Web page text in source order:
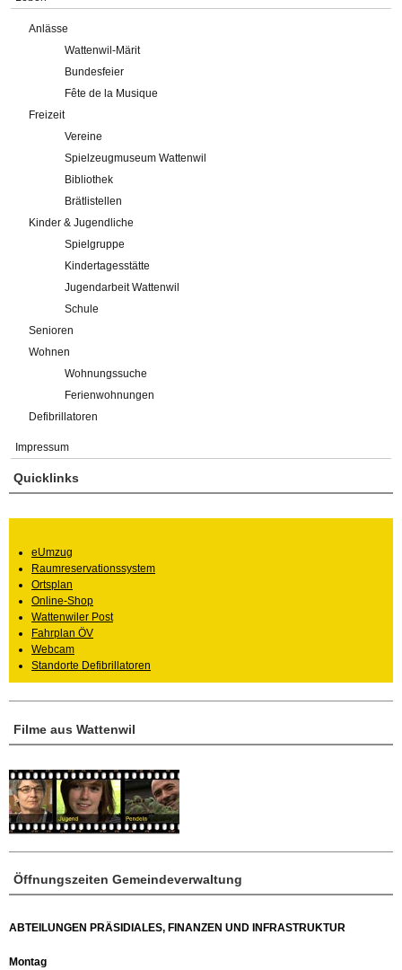
Anlässe
Wattenwil-Märit
Bundesfeier
Fête de la Musique
Freizeit
Vereine
Spielzeugmuseum Wattenwil
Bibliothek
Brätlistellen
Kinder & Jugendliche
Spielgruppe
Kindertagesstätte
Jugendarbeit Wattenwil
Schule
Senioren
Wohnen
Wohnungssuche
Ferienwohnungen
Defibrillatoren
Impressum
Öffnungszeiten Gemeindeverwaltung
ABTEILUNGEN PRÄSIDIALES, FINANZEN UND INFRASTRUKTUR
Montag
Filme aus Wattenwil
Quicklinks
eUmzug
Raumreservationssystem
Ortsplan
Online-Shop
Wattenwiler Post
Fahrplan ÖV
Webcam
Standorte Defibrillatoren